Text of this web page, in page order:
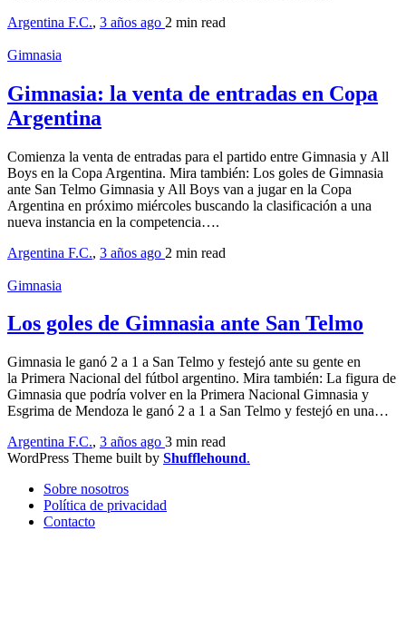
Argentina F.C., 3 años ago 2 min read
Gimnasia
Gimnasia: la venta de entradas en Copa
Argentina
Comienza la venta de entradas para el partido entre Gimnasia y All
Boys en la Copa Argentina. Mira también: Los goles de Gimnasia
ante San Telmo Gimnasia y All Boys van a jugar en la Copa
Argentina en próximo miércoles buscando la clasificación a una
nueva instancia en la competencia….
Argentina F.C., 3 años ago 2 min read
Gimnasia
Los goles de Gimnasia ante San Telmo
Gimnasia le ganó 2 a 1 a San Telmo y festejó ante su gente en
la Primera Nacional del fútbol argentino. Mira también: La figura de
Gimnasia que podría volver en la Primera Nacional Gimnasia y
Esgrima de Mendoza le ganó 2 a 1 a San Telmo y festejó en una…
Argentina F.C., 3 años ago 3 min read
WordPress Theme built by Shufflehound.
Sobre nosotros
Política de privacidad
Contacto